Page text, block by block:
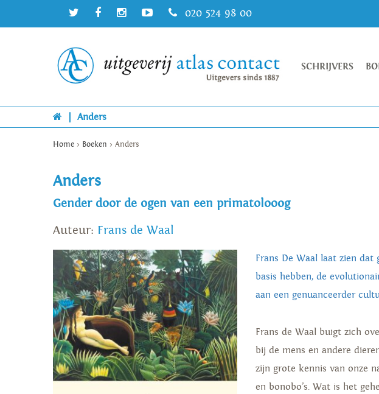
020 524 98 00
SCHRIJVERS
Anders
Home > Boeken > Anders
Anders
Gender door de ogen van een primatolooog
Auteur: Frans de Waal
Frans De Waal laat zien dat
basis hebben, de
aan een genuanceerder
Frans de Waal buigt zich
bij de mens en andere
zijn grote kennis van onze
en bonobo’s. Wat is het